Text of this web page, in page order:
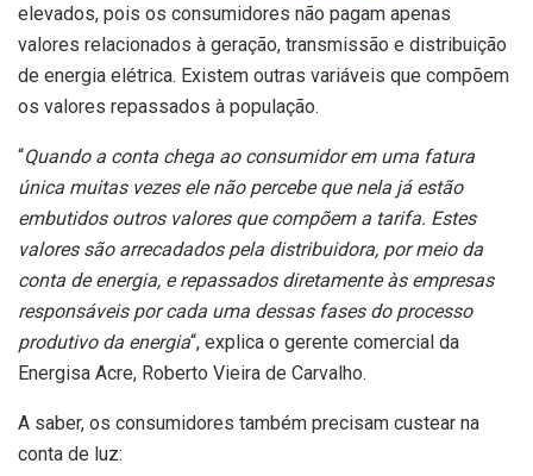
elevados, pois os consumidores não pagam apenas
valores relacionados à geração, transmissão e distribuição
de energia elétrica. Existem outras variáveis que compõem
os valores repassados à população.
“Quando a conta chega ao consumidor em uma fatura
única muitas vezes ele não percebe que nela já estão
embutidos outros valores que compõem a tarifa. Estes
valores são arrecadados pela distribuidora, por meio da
conta de energia, e repassados diretamente às empresas
responsáveis por cada uma dessas fases do processo
produtivo da energia“, explica o gerente comercial da
Energisa Acre, Roberto Vieira de Carvalho.
A saber, os consumidores também precisam custear na
conta de luz: